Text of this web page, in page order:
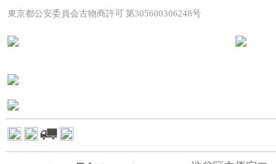
東京都公安委員会古物商許可 第305600306248号